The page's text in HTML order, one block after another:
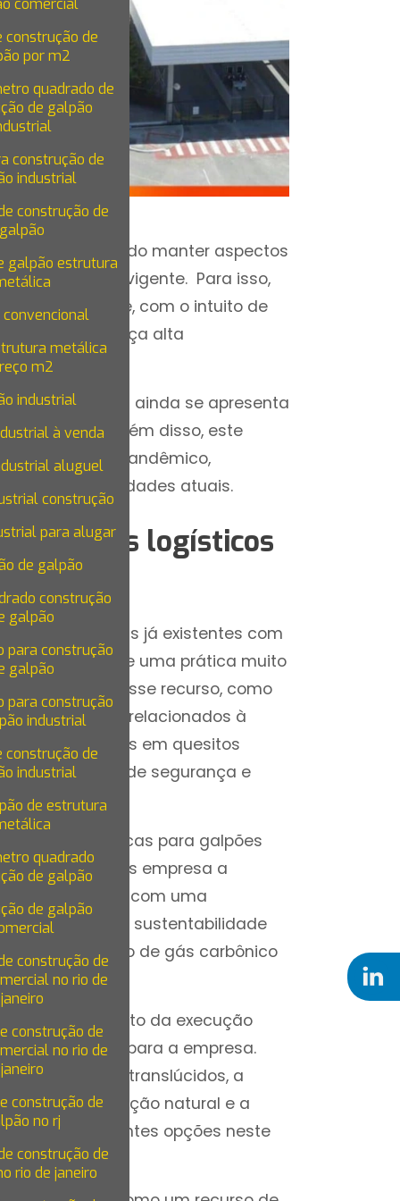
comercial
construção de
por m2
quadrado de
de galpão
construção de
industrial
construção de
galpão
galpão estrutura
convencional
metálica
m2
industrial
à venda
aluguel
construção
para alugar
de galpão
construção
galpão
para construção
galpão
para construção
industrial
construção de
industrial
de estrutura
quadrado
de galpão
de galpão
construção de
no rio de
janeiro
construção de
no rio de
janeiro
construção de
no rj
construção de
rio de janeiro
visando manter aspectos
à legislação vigente. Para isso,
qualidade, com o intuito de
que ofereça alta
XXI, o retrofit ainda se apresenta
atuais. Além disso, este
cenário pós-pandêmico,
suas necessidades atuais.
galpões logísticos
imóveis já existentes com
tornou-se uma prática muito
por esse recurso, como
quando relacionados à
atualizações em quesitos
à demandas de segurança e
específicas para galpões
só viabilizar às empresa a
e que contam com uma
os recursos de sustentabilidade
a emissão de gás carbônico
no momento da execução
economias para a empresa.
de modelos translúcidos, a
de iluminação natural e a
como excelentes opções neste